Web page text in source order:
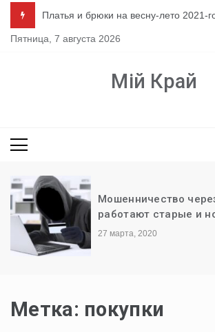
содержимому
Платья и брюки на весну-лето 2021-
Пятница, 7 августа 2026
Мій Край
Мошенничество
работают старые и
27 марта, 2020
Метка: покупки